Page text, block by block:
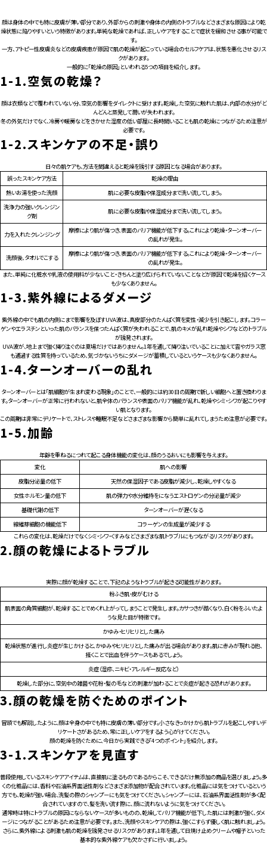
顔は身体の中でも特に皮膚が薄い部分であり、外部からの刺激や身体の内側のトラブルなどさまざまな原因により乾
燥状態に陥りやすいという特徴があります。単純な乾燥であれば、正しいケアをすることで症状を緩和させる事が可能で
す。
一方、アトピー性皮膚炎などの皮膚疾患が原因で肌の乾燥が起こっている場合のセルフケアは、状態を悪化させるリス
クがあります。
一般的に「乾燥の原因」といわれる5つの項目を紹介します。
1-1.空気の乾燥？
顔は衣類などで覆われていない分、空気の影響をダイレクトに受けます。乾燥した空気に触れた肌は、内部の水分がど
んどんと蒸発して潤いが失われます。
冬の外気だけでなく、冷房や暖房などをきかせた湿度の低い部屋に長時間いることも肌の乾燥につながるため注意が
必要です。
1-2.スキンケアの不足・誤り
日々の肌ケアも、方法を間違えると乾燥を誘引する原因となる場合があります。
誤ったスキンケア方法
乾燥の理由
熱いお湯を使った洗顔
肌に必要な皮脂や保湿成分まで洗い流してしまう。
洗浄力の強いクレンジン
グ剤
肌に必要な皮脂や保湿成分まで洗い流してしまう。
力を入れたクレンジング
摩擦により肌が傷つき、表面のバリア機能が低下する。これにより乾燥・ターンオーバー
の乱れが発生。
洗顔後、タオルでこする
摩擦により肌が傷つき、表面のバリア機能が低下する。これにより乾燥・ターンオーバー
の乱れが発生。
また、単純に化粧水や乳液の使用料が少ないこと・きちんと塗り広げられていないことなどが原因で乾燥を招くケース
も少なくありません。
1-3.紫外線によるダメージ
紫外線の中でも肌の内側にまで影響を及ぼすUVA波は、真皮部分のたんぱく質を変性・減少を引き起こします。コラー
ゲンやエラスチンといった肌のバランスを保つたんぱく質が失われることで、肌のキメが乱れ乾燥やシワなどのトラブル
が誘発されます。
UVA波が、地上まで強く降り注ぐのは夏場だけではありません。1年を通して降り注いでいることに加えて雲やガラス窓
も通過する性質を持っているため、気づかないうちにダメージが蓄積しているというケースも少なくありません。
1-4.ターンオーバーの乱れ
ターンオーバーとは「肌細胞が生まれ変わる現象」のことで、一般的には約30日の周期で新しい細胞へと置き換わりま
す。ターンオーバーが正常に行われないと、肌全体のバランスや表面のバリア機能が乱れ、乾燥やシミ・シワが起こりやす
い肌となります。
この周期は非常にデリケートで、ストレスや睡眠不足などさまざまな影響から簡単に乱れてしまうため注意が必要です。
1-5.加齢
年齢を重ねるにつれて起こる身体機能の変化は、顔のうるおいにも影響を与えます。
変化
肌への影響
皮脂分泌量の低下
天然の保湿因子である皮脂が減少し、乾燥しやすくなる
女性ホルモン量の低下
肌の弾力や水分維持をになうエストロゲンの分泌量が減少
基礎代謝の低下
ターンオーバーが遅くなる
線維芽細胞の機能低下
コラーゲンの生成量が減少する
これらの変化は、乾燥だけでなくシミ・シワ・くすみなどさまざまな肌トラブルにもつながるリスクがあります。
2.顔の乾燥によるトラブル
実際に顔が乾燥することで、下記のようなトラブルが起きる可能性があります。
粉ふき肌・皮がむける
肌表面の角質細胞が、乾燥することでめくれ上がってしまうことで発生します。カサつきが酷くなり、白く粉をふいたよ
うな見た目が特徴です。
かゆみ・ヒリヒリとした痛み
乾燥状態が進行し炎症が生じかけると、かゆみやヒリヒリとした痛みが出る場合があります。肌に赤みが現れる他、
掻くことで出血を伴うケースもあるでしょう。
炎症（湿疹、ニキビ・アレルギー反応など）
乾燥した部分に、空気中の雑菌や花粉・髪の毛などの刺激が加わることで炎症が起きる恐れがあります。
3.顔の乾燥を防ぐためのポイント
冒頭でも解説したように、顔は全身の中でも特に皮膚の薄い部分です。小さなきっかけから肌トラブルを起こしやすいデ
リケートさがあるため、常に正しいケアをするよう心がけてください。
顔の乾燥を防ぐために、今日から実践できる「4つのポイント」を紹介します。
3-1.スキンケアを見直す
普段使用しているスキンケアアイテムは、直接肌に塗るものであるからこそ、できるだけ無添加の商品を選びましょう。多
くの化粧品には、香料や石油系界面活性剤などさまざま添加物が配合されています。化粧品には気をつけているという
方でも、乾燥が強い場合、洗髪の際のシャンプーにも気をつけてください。シャンプーには､石油系界面活性剤が多く配
合されていますので、髪を洗い流す際に､顔に流れないように気をつけてください。
通常時は特にトラブルの原因にならないケースが多いものの、乾燥してバリア機能が低下した肌には刺激が強く、ダメ
ージにつながることがあるため注意が必要です。また、洗顔やスキンケアの際は、強くこすらず優しく肌に触れましょう。
さらに、紫外線による刺激も肌の乾燥を誘発させるリスクがあります。1年を通して日焼け止めクリームや帽子といった
基本的な紫外線ケアも欠かさずに行いましょう。